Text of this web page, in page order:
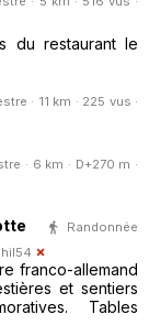
du restaurant le
· 11 km · 225 vus ·
· 6 km · D+270 m ·
Randonnée
franco-allemand
et sentiers
Tables